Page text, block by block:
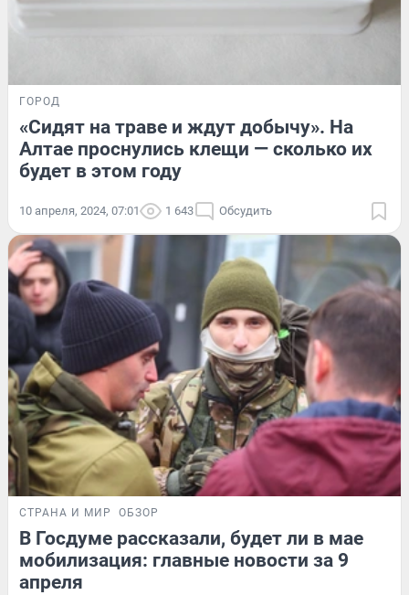
ГОРОД
«Сидят на траве и ждут добычу». На
Алтае проснулись клещи — сколько их
будет в этом году
10 апреля, 2024, 07:01 1 643 Обсудить
СТРАНА И МИР ОБЗОР
В Госдуме рассказали, будет ли в мае
мобилизация: главные новости за 9
апреля